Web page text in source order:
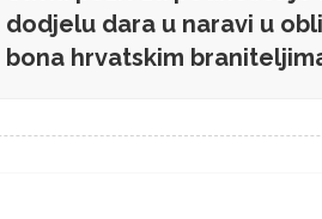
dodjelu dara u naravi u
bona hrvatskim